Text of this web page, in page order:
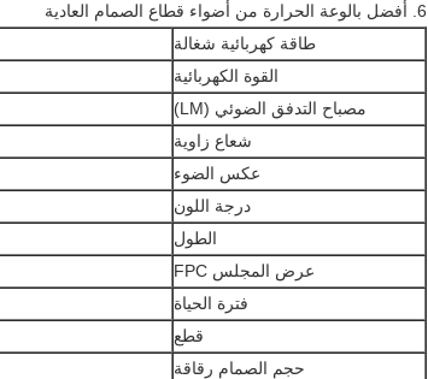
6. أفضل بالوعة الحرارة من أضواء قطاع الصمام العادية
طاقة كهربائية شغالة
القوة الكهربائية
مصباح التدفق الضوئي (LM)
شعاع زاوية
عكس الضوء
درجة اللون
الطول
عرض المجلس FPC
فترة الحياة
قطع
حجم الصمام رقاقة